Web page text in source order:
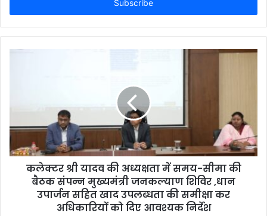
r
y
l
a
d
कलेक्टर श्री यादव की अध्यक्षता में समय-सीमा की
बैठक संपन्न मुख्यमंत्री जनकल्याण शिविर ,धान
उपार्जन सहित खाद उपलब्धता की समीक्षा कर
अधिकारियों को दिए आवश्यक निर्देश